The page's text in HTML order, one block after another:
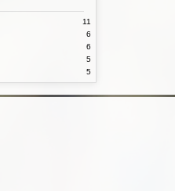
11
6
6
5
5